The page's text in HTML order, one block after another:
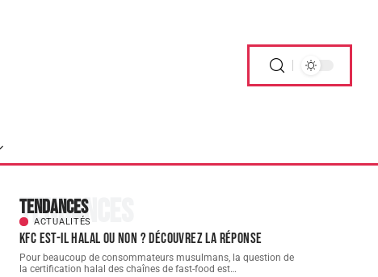
Tendances
Tendances
ACTUALITÉS
KFC est-il halal ou non ? Découvrez la réponse
Pour beaucoup de consommateurs musulmans, la question de
la certification halal des chaînes de fast-food est…